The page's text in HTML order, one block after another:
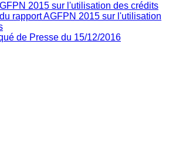
2015 sur l'utilisation des crédits
rapport AGFPN 2015 sur l'utilisation
de Presse du 15/12/2016